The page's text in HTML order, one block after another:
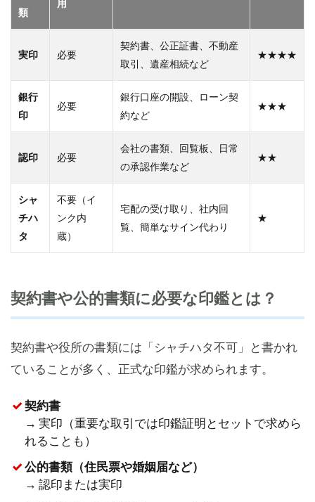
類
用
実印 必要
契約書、公正証書、不動産
取引、遺産相続など
★★★★
銀行
印
必要
銀行口座の開設、ローン契
約など
★★★
認印 必要
会社の書類、回覧板、日常
の承認作業など
★★
シャ
チハ
タ
不要（イ
ンク内
蔵）
宅配の受け取り、社内回
覧、簡単なサイン代わり
★
契約書や公的書類に必要な印鑑とは？
契約書や役所の書類には「シャチハタ不可」と書かれ
ていることが多く、正式な印鑑が求められます。
契約書
→ 実印（重要な取引では印鑑証明とセットで求めら
れることも）
公的書類（住民票や婚姻届など）
→ 認印または実印